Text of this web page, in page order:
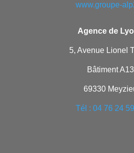
www.groupe-
Agence de
5, Avenue Lionel
Bâtiment A13
69330
Tél : 04 76 24